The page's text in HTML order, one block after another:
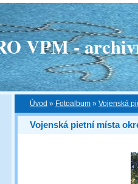
VPM -
Úvod » Fotoalbum » Vojenská
Vojenská pietní místa